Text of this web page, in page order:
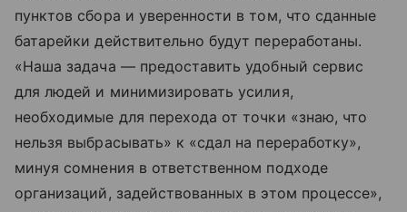
пунктов сбора и уверенности в том, что сданные
батарейки действительно будут переработаны.
«Наша задача — предоставить удобный сервис
для людей и минимизировать усилия,
необходимые для перехода от точки «знаю, что
нельзя выбрасывать» к «сдал на переработку»,
минуя сомнения в ответственном подходе
организаций, задействованных в этом процессе»,